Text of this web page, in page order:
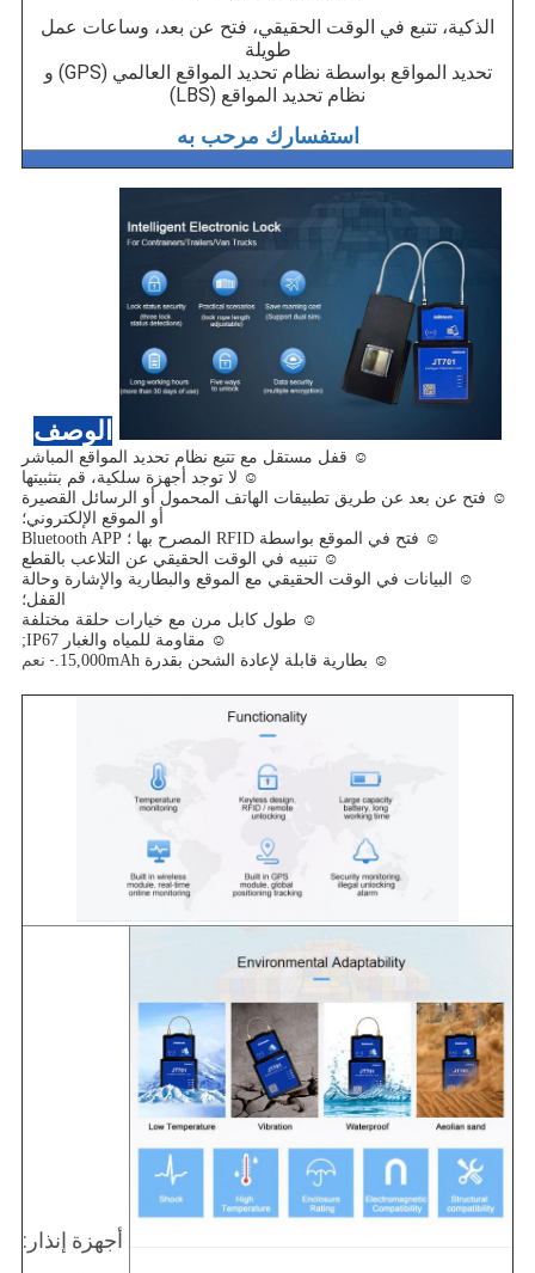
الذكية، تتبع في الوقت الحقيقي، فتح عن بعد، وساعات عمل
طويلة
تحديد المواقع بواسطة نظام تحديد المواقع العالمي (GPS) و
نظام تحديد المواقع (LBS)
استفسارك مرحب به
الوصف
☺ قفل مستقل مع تتبع نظام تحديد المواقع المباشر
☺ لا توجد أجهزة سلكية، قم بتثبيتها
☺ فتح عن بعد عن طريق تطبيقات الهاتف المحمول أو الرسائل القصيرة
أو الموقع الإلكتروني؛
☺ فتح في الموقع بواسطة RFID المصرح بها ؛ Bluetooth APP
☺ تنبيه في الوقت الحقيقي عن التلاعب بالقطع
☺ البيانات في الوقت الحقيقي مع الموقع والبطارية والإشارة وحالة
القفل؛
☺ طول كابل مرن مع خيارات حلقة مختلفة
☺ مقاومة للمياه والغبار IP67;
☺ بطارية قابلة لإعادة الشحن بقدرة 15,000mAh.
- نعم
أجهزة إنذار: